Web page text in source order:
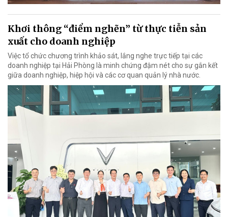
Khơi thông “điểm nghẽn” từ thực tiễn sản
xuất cho doanh nghiệp
Việc tổ chức chương trình khảo sát, lắng nghe trực tiếp tại các
doanh nghiệp tại Hải Phòng là minh chứng đậm nét cho sự gắn kết
giữa doanh nghiệp, hiệp hội và các cơ quan quản lý nhà nước.